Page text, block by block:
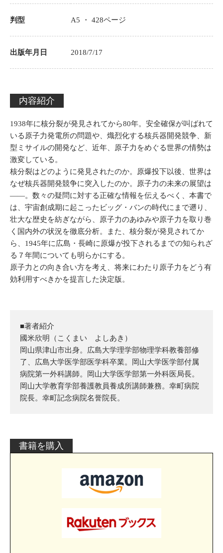
判型 A5 ・428ページ
出版年月日 2018/7/17
内容紹介
1938年に核分裂が発見されてから80年。安全確保が叫ばれて
いる原子力発電所の問題や、熾烈化する核兵器開発競争、新
型ミサイルの開発など、近年、原子力をめぐる世界の情勢は
激変している。
核分裂はどのように発見されたのか。原爆投下以後、世界は
なぜ核兵器開発競争に突入したのか。原子力の未来の展望は
――。数々の疑問に対する正確な情報を伝えるべく、本書で
は、宇宙創成期に起こったビッグ・バンの時代にまで遡り、
壮大な歴史を紡ぎながら、原子力のあゆみや原子力を取り巻
く国内外の状況を徹底分析。また、核分裂が発見されてか
ら、1945年に広島・長崎に原爆が投下されるまでの知られざ
る７年間についても明らかにする。
原子力との向き合い方を考え、将来にわたり原子力をどう有
効利用すべきかを提言した決定版。
■著者紹介
國米欣明（こくまい よしあき）
岡山県津山市出身。広島大学理学部物理学科教養部修
了、広島大学医学部医学科卒業。岡山大学医学部付属
病院第一外科講師。岡山大学医学部第一外科医局長。
岡山大学教育学部養護教員養成所講師兼務。幸町病院
院長。幸町記念病院名誉院長。
書籍を購入